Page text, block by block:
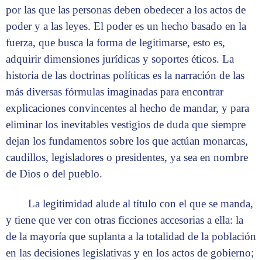
por las que las personas deben obedecer a los actos de
poder y a las leyes. El poder es un hecho basado en la
fuerza, que busca la forma de legitimarse, esto es,
adquirir dimensiones jurídicas y soportes éticos. La
historia de las doctrinas políticas es la narración de las
más diversas fórmulas imaginadas para encontrar
explicaciones convincentes al hecho de mandar, y para
eliminar los inevitables vestigios de duda que siempre
dejan los fundamentos sobre los que actúan monarcas,
caudillos, legisladores o presidentes, ya sea en nombre
de Dios o del pueblo.
La legitimidad alude al título con el que se manda,
y tiene que ver con otras ficciones accesorias a ella: la
de la mayoría que suplanta a la totalidad de la población
en las decisiones legislativas y en los actos de gobierno;